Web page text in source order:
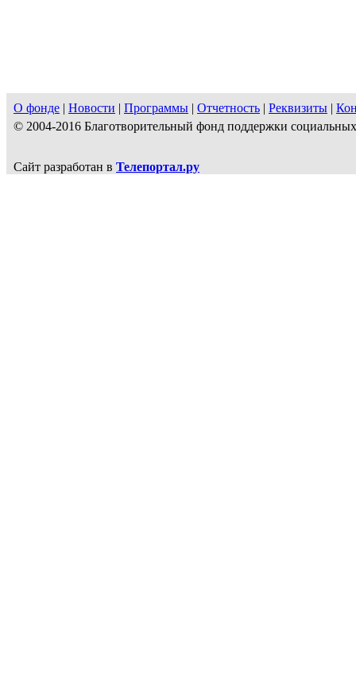
О фонде | Новости | Программы | Отчетность | Реквизиты |
© 2004-2016 Благотворительный фонд поддержки
Сайт разработан в Телепортал.ру